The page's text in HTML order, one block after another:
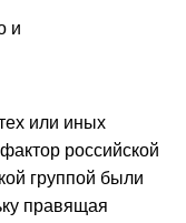
и
или иных
российской
группой были
правящая